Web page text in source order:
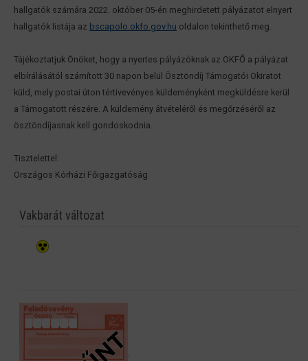
hallgatók számára 2022. október 05-én meghirdetett pályázatot elnyert
hallgatók listája az bscapolo.okfo.gov.hu oldalon tekinthető meg.
Tájékoztatjuk Önöket, hogy a nyertes pályázóknak az OKFŐ a pályázat
elbírálásától számított 30 napon belül Ösztöndíj Támogatói Okiratot
küld, mely postai úton tértivevényes küldeményként megküldésre kerül
a Támogatott részére. A küldemény átvételéről és megőrzéséről az
ösztöndíjasnak kell gondoskodnia.
Tisztelettel:
Országos Kórházi Főigazgatóság
Vakbarát változat